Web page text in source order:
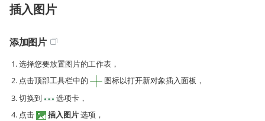
插入图片
添加图片
选择您要放置图片的工作表，
点击顶部工具栏中的
图标以打开新对象插入面板，
切换到
选项卡，
点击
插入图片选项，